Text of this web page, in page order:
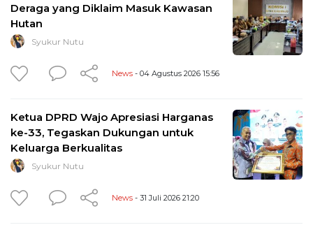
Deraga yang Diklaim Masuk Kawasan
Hutan
Syukur Nutu
News - 04 Agustus 2026 15:56
Ketua DPRD Wajo Apresiasi Harganas
ke-33, Tegaskan Dukungan untuk
Keluarga Berkualitas
Syukur Nutu
News - 31 Juli 2026 21:20